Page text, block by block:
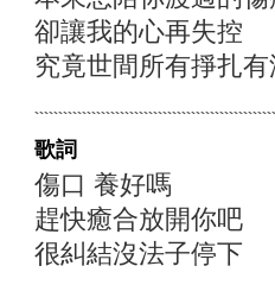
卻讓我的心再失控
究竟世間所有掙扎有
歌詞
傷口 養好嗎
趕快癒合放開你吧
很糾結沒法子停下